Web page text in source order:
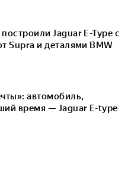
Jaguar E-Type с
Supra и деталями BMW
автомобиль,
время — Jaguar E-type